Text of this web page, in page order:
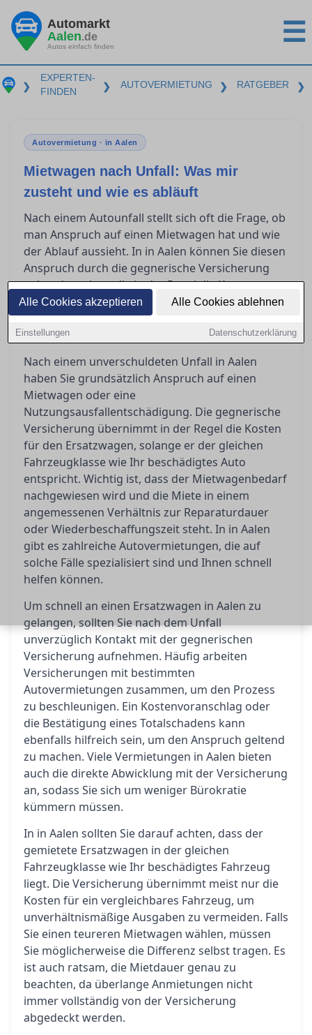
Alle Cookies akzeptieren Alle Cookies ablehnen
Einstellungen Datenschutzerklärung
Automarkt
Aalen.de
Autos einfach finden ☰
❯
EXPERTEN-
FINDEN
❯ AUTOVERMIETUNG ❯ RATGEBER ❯
Autovermietung · in Aalen
Mietwagen nach Unfall: Was mir
zusteht und wie es abläuft
Nach einem Autounfall stellt sich oft die Frage, ob
man Anspruch auf einen Mietwagen hat und wie
der Ablauf aussieht. In in Aalen können Sie diesen
Anspruch durch die gegnerische Versicherung
geltend machen, die in der Regel die Kosten
übernimmt. Erfahren Sie, wie Sie schnell an einen
Ersatzwagen kommen und was Ihnen nach einem
Unfall zusteht.
Nach einem unverschuldeten Unfall in Aalen
haben Sie grundsätzlich Anspruch auf einen
Mietwagen oder eine
Nutzungsausfallentschädigung. Die gegnerische
Versicherung übernimmt in der Regel die Kosten
für den Ersatzwagen, solange er der gleichen
Fahrzeugklasse wie Ihr beschädigtes Auto
entspricht. Wichtig ist, dass der Mietwagenbedarf
nachgewiesen wird und die Miete in einem
angemessenen Verhältnis zur Reparaturdauer
oder Wiederbeschaffungszeit steht. In in Aalen
gibt es zahlreiche Autovermietungen, die auf
solche Fälle spezialisiert sind und Ihnen schnell
helfen können.
Um schnell an einen Ersatzwagen in Aalen zu
gelangen, sollten Sie nach dem Unfall
unverzüglich Kontakt mit der gegnerischen
Versicherung aufnehmen. Häufig arbeiten
Versicherungen mit bestimmten
Autovermietungen zusammen, um den Prozess
zu beschleunigen. Ein Kostenvoranschlag oder
die Bestätigung eines Totalschadens kann
ebenfalls hilfreich sein, um den Anspruch geltend
zu machen. Viele Vermietungen in Aalen bieten
auch die direkte Abwicklung mit der Versicherung
an, sodass Sie sich um weniger Bürokratie
kümmern müssen.
In in Aalen sollten Sie darauf achten, dass der
gemietete Ersatzwagen in der gleichen
Fahrzeugklasse wie Ihr beschädigtes Fahrzeug
liegt. Die Versicherung übernimmt meist nur die
Kosten für ein vergleichbares Fahrzeug, um
unverhältnismäßige Ausgaben zu vermeiden. Falls
Sie einen teureren Mietwagen wählen, müssen
Sie möglicherweise die Differenz selbst tragen. Es
ist auch ratsam, die Mietdauer genau zu
beachten, da überlange Anmietungen nicht
immer vollständig von der Versicherung
abgedeckt werden.